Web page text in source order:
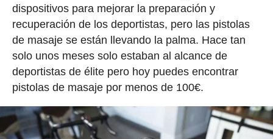
dispositivos para mejorar la preparación y
recuperación de los deportistas, pero las pistolas
de masaje se están llevando la palma. Hace tan
solo unos meses solo estaban al alcance de
deportistas de élite pero hoy puedes encontrar
pistolas de masaje por menos de 100€.